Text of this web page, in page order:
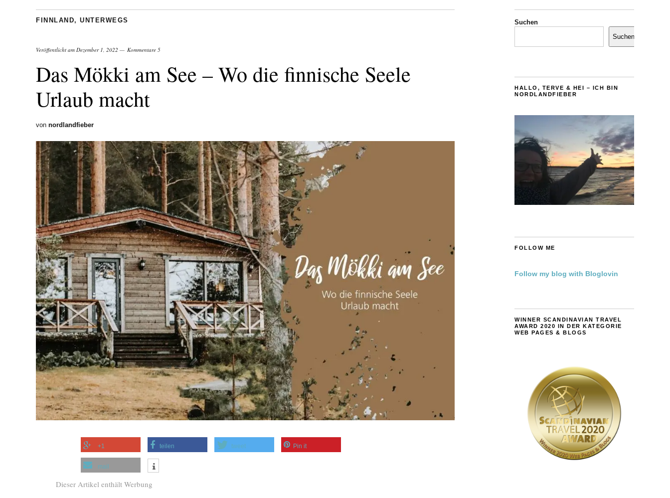
FINNLAND, UNTERWEGS
Veröffentlicht am Dezember 1, 2022 Kommentare 5
Das Mökki am See – Wo die finnische Seele
Urlaub macht
von nordlandfieber
+1 teilen tweet Pin it
mail
Dieser Artikel enthält Werbung
Suchen
Suchen
HALLO, TERVE & HEI – ICH BIN
NORDLANDFIEBER
FOLLOW ME
Follow my blog with Bloglovin
WINNER SCANDINAVIAN TRAVEL
AWARD 2020 IN DER KATEGORIE
WEB PAGES & BLOGS